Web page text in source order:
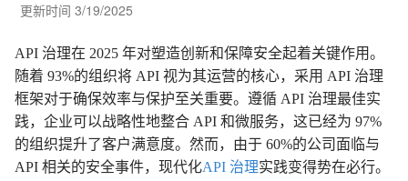
更新时间 3/19/2025
API 治理在 2025 年对塑造创新和保障安全起着关键作用。
随着 93%的组织将 API 视为其运营的核心，采用 API 治理
框架对于确保效率与保护至关重要。遵循 API 治理最佳实
践，企业可以战略性地整合 API 和微服务，这已经为 97%
的组织提升了客户满意度。然而，由于 60%的公司面临与
API 相关的安全事件，现代化API 治理实践变得势在必行。